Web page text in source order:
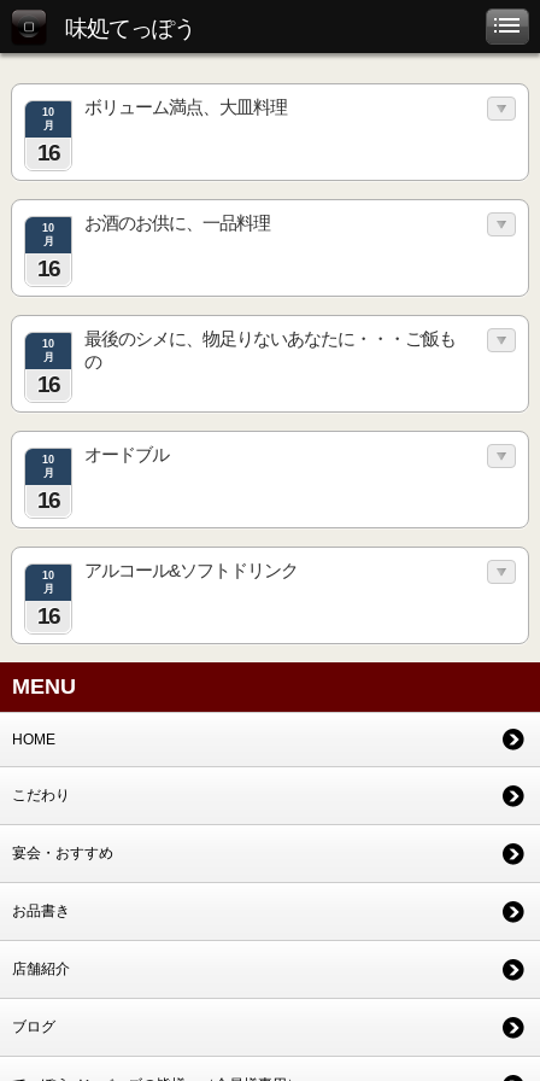
味処てっぽう
10
月
16
ボリューム満点、大皿料理
10
月
16
お酒のお供に、一品料理
10
月
16
最後のシメに、物足りないあなたに・・・ご飯も
の
10
月
16
オードブル
10
月
16
アルコール&ソフトドリンク
MENU
HOME
こだわり
宴会・おすすめ
お品書き
店舗紹介
ブログ